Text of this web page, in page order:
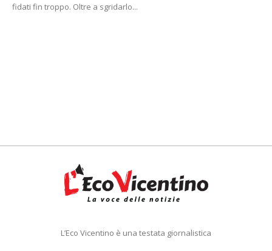
fidati fin troppo. Oltre a sgridarlo...
L’Eco Vicentino è una testata giornalistica